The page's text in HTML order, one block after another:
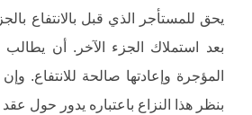
يحق للمستأجر الذي قبل بالانتفاع
بعد استملاك الجزء الآخر. أن يطالب
المؤجرة وإعادتها صالحة للانتفاع.
بنظر هذا النزاع باعتباره يدور حول عقد